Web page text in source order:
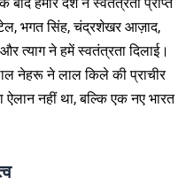
भगत सिंह, चंद्रशेखर आज़ाद,
त्याग ने हमें स्वतंत्रता दिलाई।
नेहरू ने लाल किले की प्राचीर
ऐलान नहीं था, बल्कि एक नए भारत